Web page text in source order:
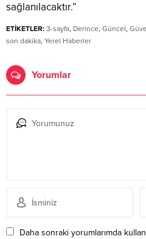
sağlanılacaktır.”
ETİKETLER: 3-sayfa, Derince, Güncel,
son dakika, Yerel Haberler
Yorumlar
Daha sonraki yorumlarımda